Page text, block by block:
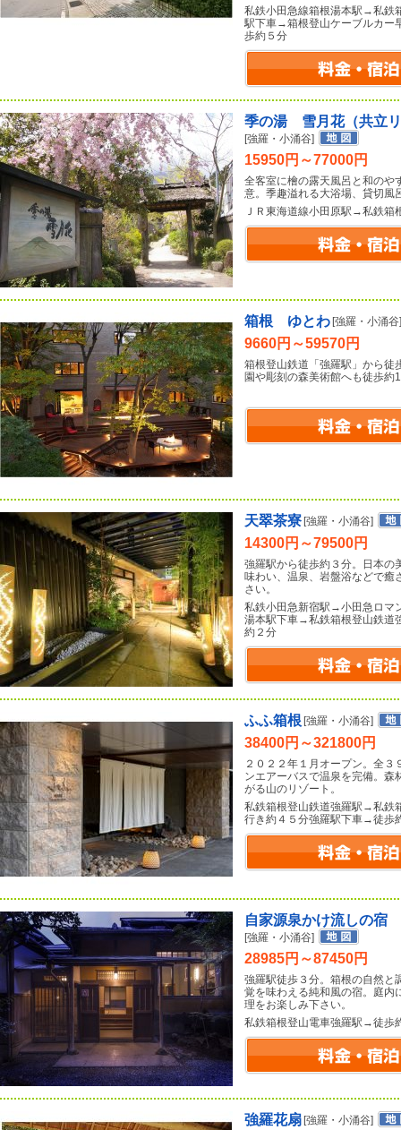
私鉄小田急線箱根湯本駅→私鉄
駅下車→箱根登山ケーブルカー
歩約５分
季の湯 雪月花（共立
[強羅・小涌谷]
15950円～77000円
全客室に檜の露天風呂と和のや
意。季趣溢れる大浴場、貸切風
ＪＲ東海道線小田原駅→私鉄
箱根 ゆとわ [強羅・小涌谷]
9660円～59570円
箱根登山鉄道「強羅駅」から徒
園や彫刻の森美術館へも徒歩
天翠茶寮 [強羅・小涌谷]
14300円～79500円
強羅駅から徒歩約３分。日本の
味わい、温泉、岩盤浴などで癒
さい。
私鉄小田急新宿駅→小田急ロマ
湯本駅下車→私鉄箱根登山鉄道
約２分
ふふ箱根 [強羅・小涌谷]
38400円～321800円
２０２２年１月オープン。全
ンエアーバスで温泉を完備。森
がる山のリゾート。
私鉄箱根登山鉄道強羅駅→私鉄
行き約４５分強羅駅下車→徒歩
自家源泉かけ流しの宿
[強羅・小涌谷]
28985円～87450円
強羅駅徒歩３分。箱根の自然と
覚を味わえる純和風の宿。庭内
理をお楽しみ下さい。
私鉄箱根登山電車強羅駅→徒歩
強羅花扇 [強羅・小涌谷]